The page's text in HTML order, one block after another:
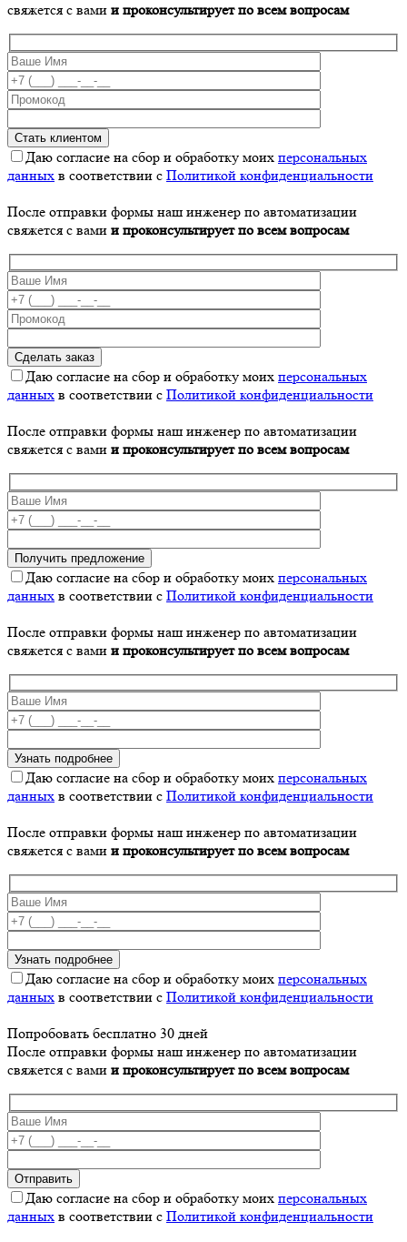
свяжется с вами и проконсультирует по всем вопросам
Даю согласие на сбор и обработку моих персональных
данных в соответствии с Политикой конфиденциальности
После отправки формы наш инженер по автоматизации
свяжется с вами и проконсультирует по всем вопросам
Даю согласие на сбор и обработку моих персональных
данных в соответствии с Политикой конфиденциальности
После отправки формы наш инженер по автоматизации
свяжется с вами и проконсультирует по всем вопросам
Даю согласие на сбор и обработку моих персональных
данных в соответствии с Политикой конфиденциальности
После отправки формы наш инженер по автоматизации
свяжется с вами и проконсультирует по всем вопросам
Даю согласие на сбор и обработку моих персональных
данных в соответствии с Политикой конфиденциальности
После отправки формы наш инженер по автоматизации
свяжется с вами и проконсультирует по всем вопросам
Даю согласие на сбор и обработку моих персональных
данных в соответствии с Политикой конфиденциальности
Попробовать бесплатно 30 дней
После отправки формы наш инженер по автоматизации
свяжется с вами и проконсультирует по всем вопросам
Даю согласие на сбор и обработку моих персональных
данных в соответствии с Политикой конфиденциальности